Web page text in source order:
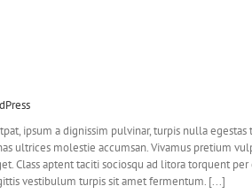
ipsum a dignissim pulvinar, turpis nulla egestas
ultrices molestie accumsan. Vivamus pretium
Class aptent taciti sociosqu ad litora torquent
vestibulum turpis sit amet fermentum. [...]